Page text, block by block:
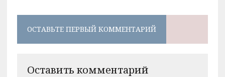
ОСТАВЬТЕ ПЕРВЫЙ КОММЕНТАРИЙ
Оставить комментарий